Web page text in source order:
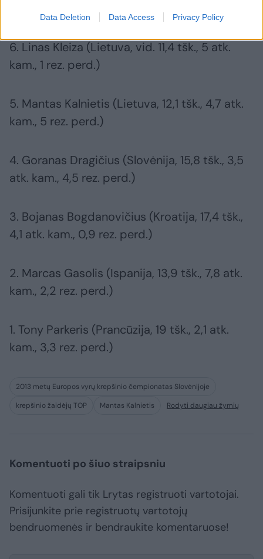
Data Deletion Data Access Privacy Policy
atk. kam., 3,4 rez. perd.)
6. Linas Kleiza (Lietuva, vid. 11,4 tšk., 5 atk.
kam., 1 rez. perd.)
5. Mantas Kalnietis (Lietuva, 12,1 tšk., 4,7 atk.
kam., 5 rez. perd.)
4. Goranas Dragičius (Slovėnija, 15,8 tšk., 3,5
atk. kam., 4,5 rez. perd.)
3. Bojanas Bogdanovičius (Kroatija, 17,4 tšk.,
4,1 atk. kam., 0,9 rez. perd.)
2. Marcas Gasolis (Ispanija, 13,9 tšk., 7,8 atk.
kam., 2,2 rez. perd.)
1. Tony Parkeris (Prancūzija, 19 tšk., 2,1 atk.
kam., 3,3 rez. perd.)
2013 metų Europos vyrų krepšinio čempionatas Slovėnijoje
krepšinio žaidėjų TOP
Mantas Kalnietis Rodyti daugiau žymių
Komentuoti po šiuo straipsniu
Komentuoti gali tik Lrytas registruoti vartotojai.
Prisijunkite prie registruotų vartotojų
bendruomenės ir bendraukite komentaruose!